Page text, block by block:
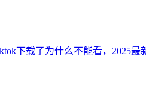
下载了为什么不能看，2025最